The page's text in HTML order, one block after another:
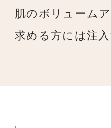
肌のボリューム
求める方には注